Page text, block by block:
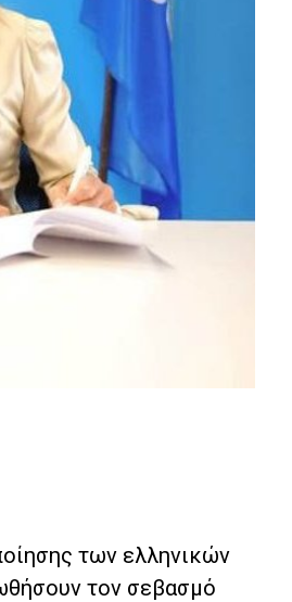
των ελληνικών
τον σεβασμό